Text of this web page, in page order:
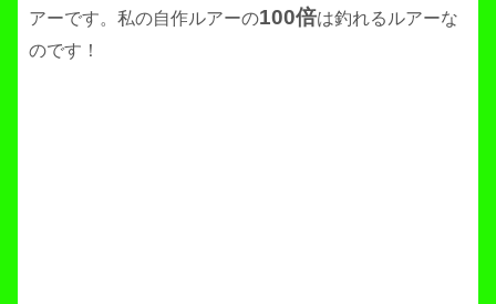
アーです。私の自作ルアーの100倍は釣れるルアーな
のです！